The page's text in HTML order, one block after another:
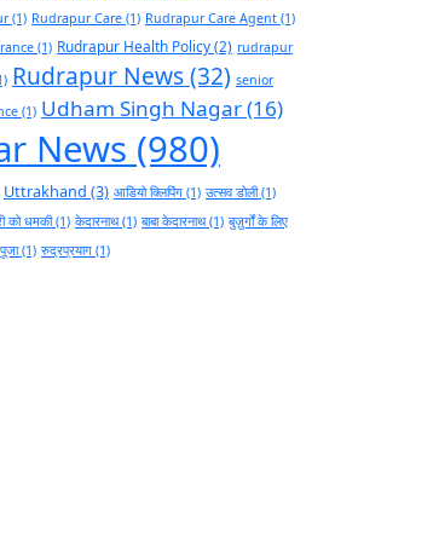
(1) Rudrapur Care (1) Rudrapur Care Agent (1)
(1) Rudrapur Health Policy(2) rudrapur
Rudrapur News(32) senior
(1) Udham Singh Nagar(16)
News (980)
Uttrakhand (3) आडियो क्लिपिंग (1) उत्सव डोली(1)
को धमकी(1) केदारनाथ(1) बाबा केदारनाथ(1) बुज़ुर्गों के लिए
(1) रुद्रप्रयाग (1)